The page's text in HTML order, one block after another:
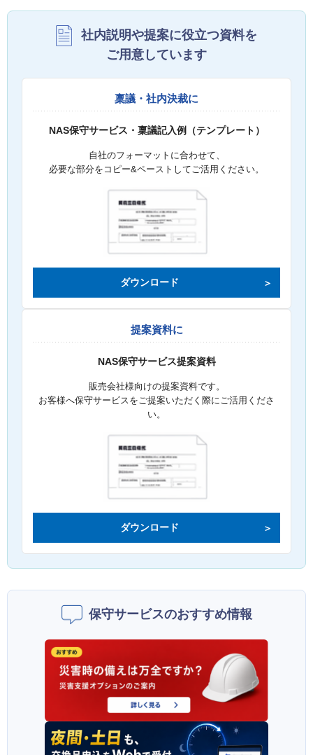
社内説明や提案に役立つ資料を
ご用意しています
稟議・社内決裁に
NAS保守サービス・稟議記入例（テンプレート）
自社のフォーマットに合わせて、
必要な部分をコピー&ペーストしてご活用ください。
ダウンロード
提案資料に
NAS保守サービス提案資料
販売会社様向けの提案資料です。
お客様へ保守サービスをご提案いただく際にご活用くださ
い。
ダウンロード
保守サービスのおすすめ情報